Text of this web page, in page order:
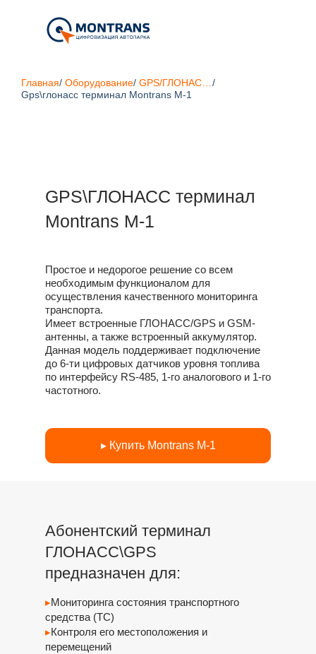
Главная/ Оборудование/
/
Gps\глонасс терминал Montrans M-1
GPS\ГЛОНАСС терминал
Montrans M-1
Простое и недорогое решение со всем
необходимым функционалом для
осуществления качественного мониторинга
транспорта.
Имеет встроенные ГЛОНАСС/GPS и GSM-
антенны, а также встроенный аккумулятор.
Данная модель поддерживает подключение
до 6-ти цифровых датчиков уровня топлива
по интерфейсу RS-485, 1-го аналогового и 1-го
частотного.
▸ Купить Montrans M-1
▸Мониторинга состояния транспортного
средства (ТС)
▸Контроля его местоположения и
перемещений
Абонентский терминал
ГЛОНАСС\GPS
предназначен для: